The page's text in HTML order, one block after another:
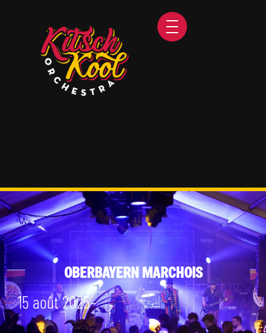
OBERBAYERN MARCHOIS
15 août 2025–